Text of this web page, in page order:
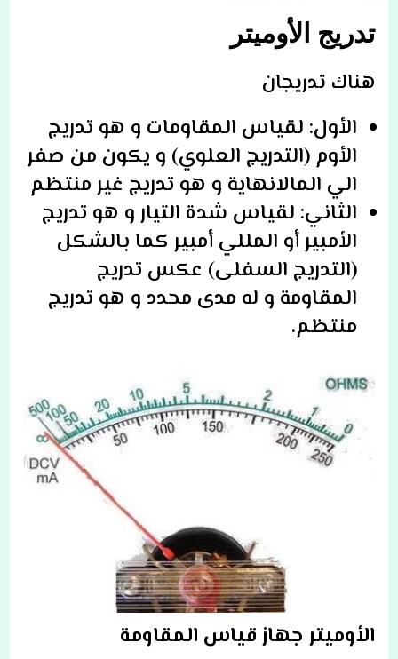
تدريج الأوميتر
هناك تدريجان
الأول: لقياس المقاومات و هو تدريج
الأوم (التدريج العلوي) و يكون من صفر
الي المالانهاية و هو تدريج غير منتظم
الثاني: لقياس شدة التيار و هو تدريج
الأمبير أو المللي أمبير كما بالشكل
(التدريج السفلى) عكس تدريج
المقاومة و له مدى محدد و هو تدريج
منتظم.
الأوميتر جهاز قياس المقاومة